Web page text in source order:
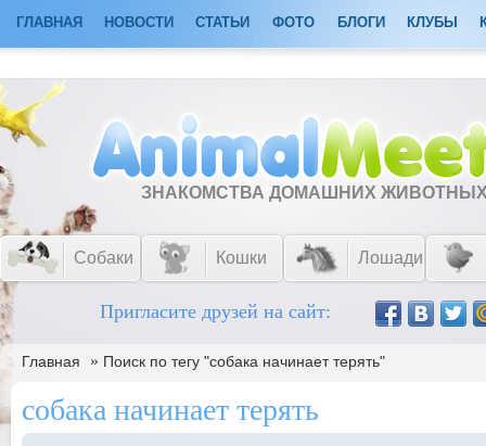
ГЛАВНАЯ НОВОСТИ СТАТЬИ ФОТО БЛОГИ КЛУБЫ
ЗНАКОМСТВА ДОМАШНИХ
Собаки Кошки Лошади
Пригласите друзей на сайт:
Главная » Поиск по тегу "собака начинает терять"
собака начинает терять